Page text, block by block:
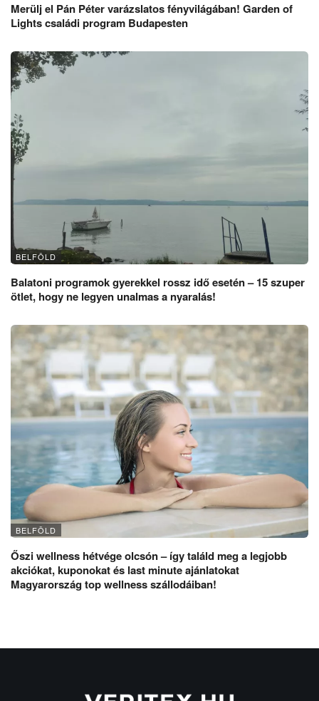
Merülj el Pán Péter varázslatos fényvilágában! Garden of
Lights családi program Budapesten
BELFÖLD
Balatoni programok gyerekkel rossz idő esetén – 15 szuper
ötlet, hogy ne legyen unalmas a nyaralás!
BELFÖLD
Őszi wellness hétvége olcsón – így találd meg a legjobb
akciókat, kuponokat és last minute ajánlatokat
Magyarország top wellness szállodáiban!